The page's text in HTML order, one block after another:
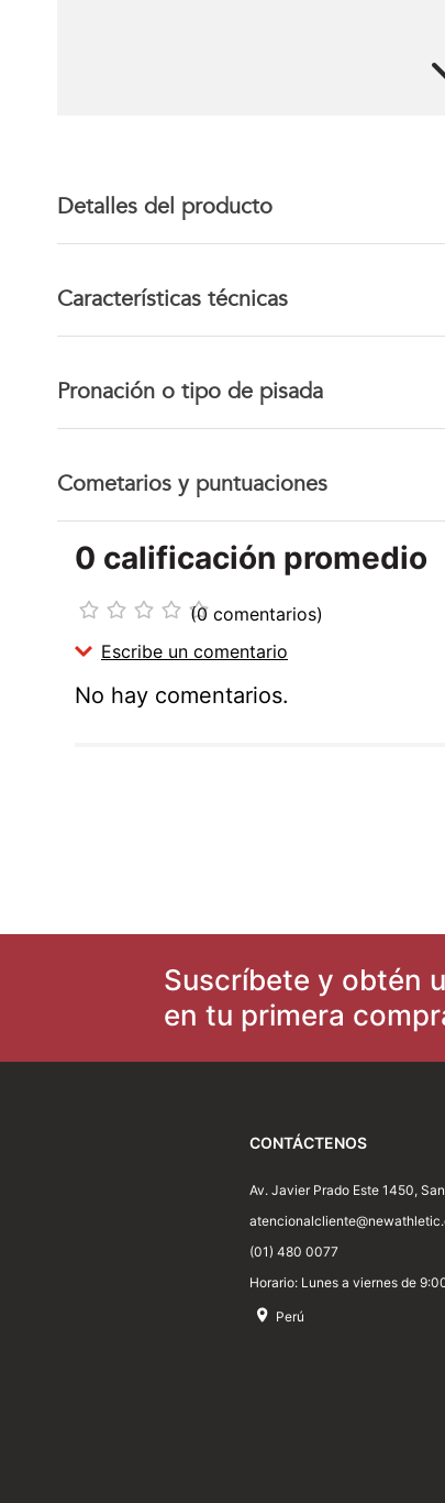
Detalles del producto
Características técnicas
Pronación o tipo de pisada
Cometarios y puntuaciones
☆ ☆ ☆ ☆ ☆
0 calificación promedio
(0 comentarios)
Escribe un comentario
Tu nombre
Dirección de email
No hay comentarios.
Suscríbete y obtén
en tu primera
CONTÁCTENOS
Av. Javier Prado Este 1450,
(01) 480 0077
Horario: Lunes a viernes de
Perú